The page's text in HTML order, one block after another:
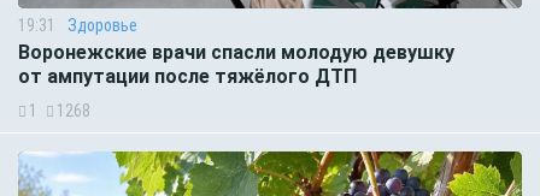
19:31 Здоровье
Воронежские врачи спасли молодую девушку
от ампутации после тяжёлого ДТП
1 1268